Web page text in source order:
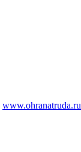
www.ohranatruda.ru